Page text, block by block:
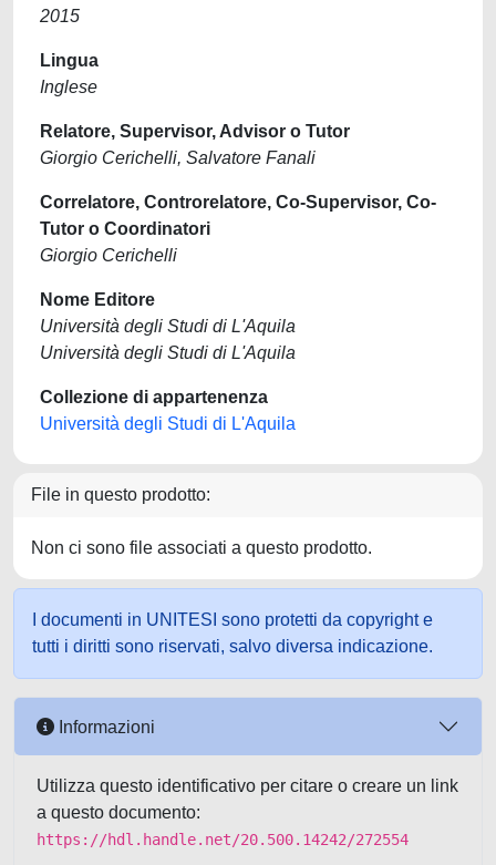
2015
Lingua
Inglese
Relatore, Supervisor, Advisor o Tutor
Giorgio Cerichelli, Salvatore Fanali
Correlatore, Controrelatore, Co-Supervisor, Co-
Tutor o Coordinatori
Giorgio Cerichelli
Nome Editore
Università degli Studi di L'Aquila
Università degli Studi di L'Aquila
Collezione di appartenenza
Università degli Studi di L'Aquila
File in questo prodotto:
Non ci sono file associati a questo prodotto.
I documenti in UNITESI sono protetti da copyright e
tutti i diritti sono riservati, salvo diversa indicazione.
Informazioni
Utilizza questo identificativo per citare o creare un link
a questo documento:
https://hdl.handle.net/20.500.14242/272554